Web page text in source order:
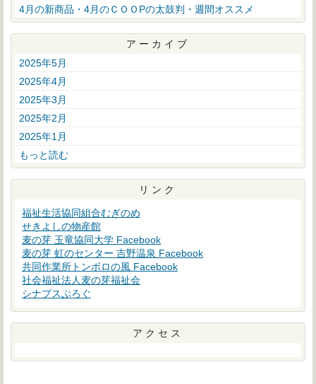
4月の新商品・4月のＣＯＯPの太鼓判・週間オススメ
アーカイブ
2025年5月
2025年4月
2025年3月
2025年2月
2025年1月
もっと読む
リンク
福祉生活協同組合むぎのめ
せきよしの物産館
麦の芽 玉竜協同大学 Facebook
麦の芽 虹のセンター 吉野温泉 Facebook
共同作業所トンボロの風 Facebook
社会福祉法人麦の芽福祉会
シナプスぶろぐ
アクセス